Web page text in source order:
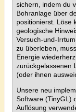
sichern, indem du
Bohranlage über
positionierst. Löse
geologische
Versuch-und-
zu überleben,
Energie
zurückgelassenen
(oder ihnen
Unsere neu
Software (TinyGL)
Auflösung